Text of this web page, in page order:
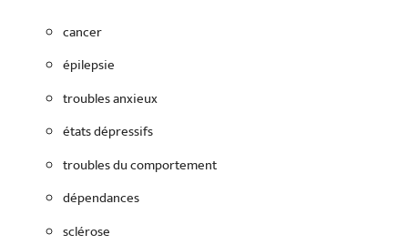
cancer
épilepsie
troubles anxieux
états dépressifs
troubles du comportement
dépendances
sclérose